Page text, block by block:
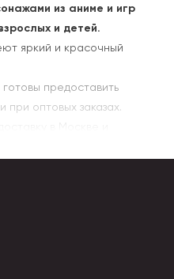
из аниме и игр
и детей.
яркий и красочный
предоставить
при оптовых заказах.
мыши с дизайном из